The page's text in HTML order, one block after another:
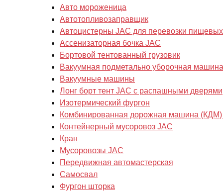
Авто мороженица
Автотопливозаправщик
Автоцистерны JAC для перевозки
Ассенизаторная бочка JAC
Бортовой тентованный грузовик
Вакуумная подметально уборочная
Вакуумные машины
Лонг борт тент JAC с распашными дверями
Изотермический фургон
Комбинированная дорожная машина
Контейнерный мусоровоз JAC
Кран
Мусоровозы JAC
Передвижная автомастерская
Самосвал
Фургон шторка